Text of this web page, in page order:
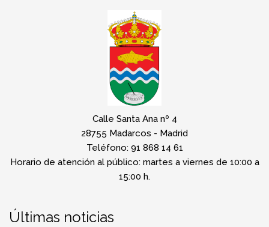
Calle Santa Ana nº 4
28755 Madarcos - Madrid
Teléfono: 91 868 14 61
Horario de atención al público: martes a viernes de 10:00 a
15:00 h.
Últimas noticias